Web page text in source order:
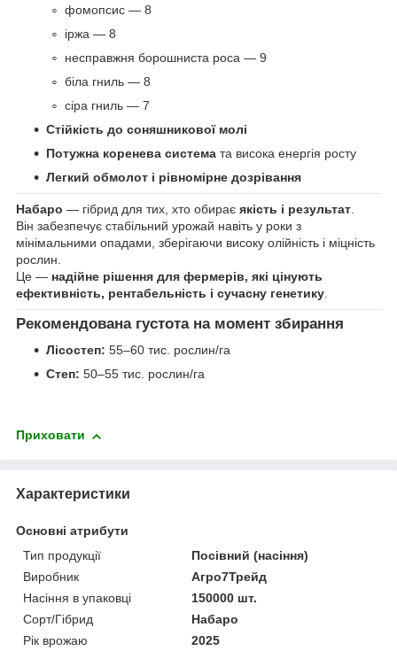
фомопсис — 8
іржа — 8
несправжня борошниста роса — 9
біла гниль — 8
сіра гниль — 7
Стійкість до соняшникової молі
Потужна коренева система та висока енергія росту
Легкий обмолот і рівномірне дозрівання
Набаро — гібрид для тих, хто обирає якість і результат
Він забезпечує стабільний урожай навіть у роки з
мінімальними опадами, зберігаючи високу олійність і міцність
рослин.
Це — надійне рішення для фермерів, які цінують
ефективність, рентабельність і сучасну генетику
Рекомендована густота на момент збирання
Лісостеп: 55–60 тис. рослин/га
Степ: 50–55 тис. рослин/га
Приховати
Характеристики
Основні атрибути
Тип продукції
Посівний (насіння)
Виробник
Агро7Трейд
Насіння в упаковці
150000 шт.
Сорт/Гібрид
Набаро
Рік врожаю
2025